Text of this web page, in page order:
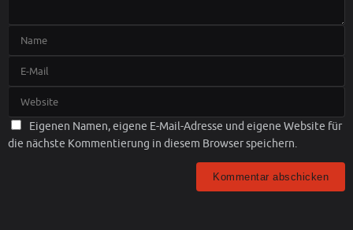
Eigenen Namen, eigene E-Mail-Adresse und eigene Website für
die nächste Kommentierung in diesem Browser speichern.